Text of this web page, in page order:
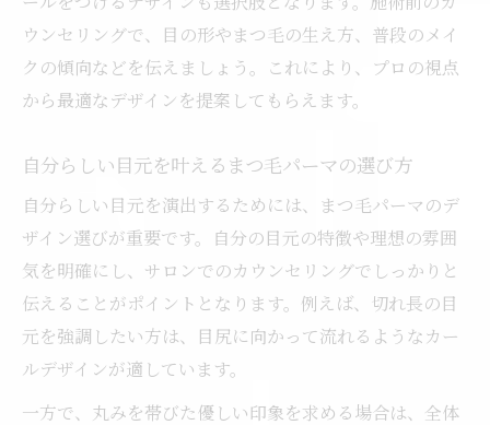
ウンセリングで、目の形やまつ毛の生え方、普段のメイ
クの傾向などを伝えましょう。これにより、プロの視点
から最適なデザインを提案してもらえます。
自分らしい目元を叶えるまつ毛パーマの選び方
自分らしい目元を演出するためには、まつ毛パーマのデ
ザイン選びが重要です。自分の目元の特徴や理想の雰囲
気を明確にし、サロンでのカウンセリングでしっかりと
伝えることがポイントとなります。例えば、切れ長の目
元を強調したい方は、目尻に向かって流れるようなカー
ルデザインが適しています。
一方で、丸みを帯びた優しい印象を求める場合は、全体